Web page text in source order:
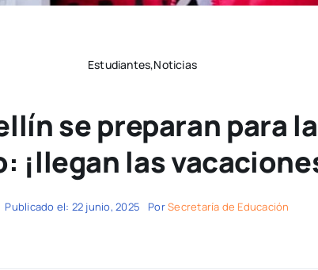
Estudiantes,Noticias
se preparan para
¡llegan las
Publicado el: 22 junio, 2025 PorSecretaría de Educación